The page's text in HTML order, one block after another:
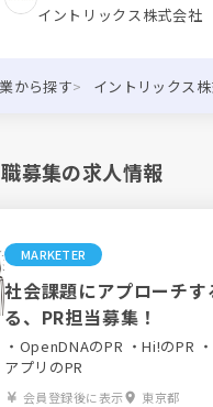
イントリックス株式会社
から探す イントリックス
募集の求人情報
MARKETER
社会課題にアプローチ
る、PR担当募集！
・OpenDNAのPR ・Hi!のPR
アプリのPR
会員登録後に表示 東京都